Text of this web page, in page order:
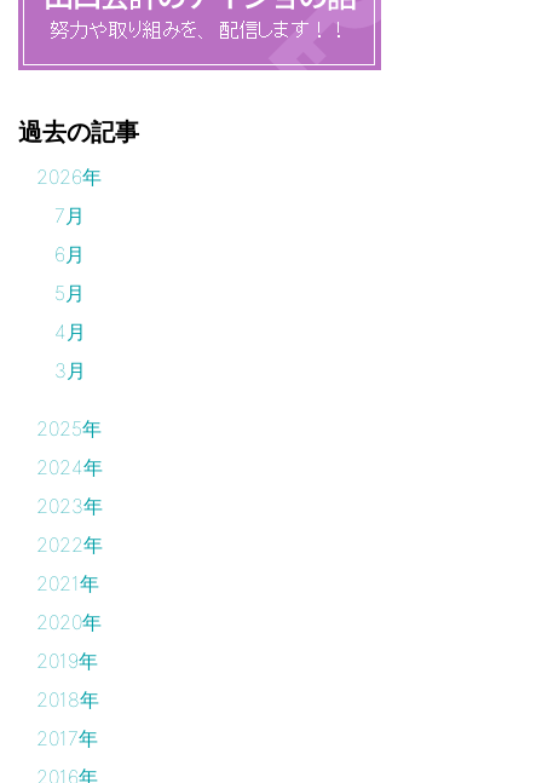
過去の記事
2026年
7月
6月
5月
4月
3月
2025年
2024年
2023年
2022年
2021年
2020年
2019年
2018年
2017年
2016年